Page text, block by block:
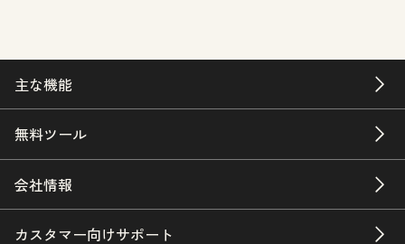
主な機能
無料ツール
会社情報
カスタマー向けサポート